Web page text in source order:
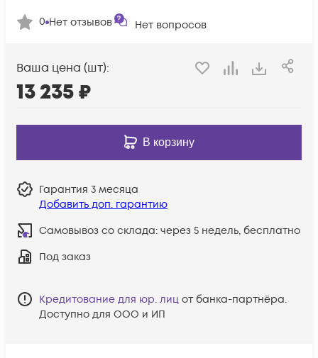
0 Нет отзывов Нет вопросов
Ваша цена (шт):
13 235₽
В корзину
Гарантия 3 месяца
Добавить доп. гарантию
Самовывоз со склада: через 5 недель, бесплатно
Под заказ
Кредитование для юр. лиц от банка-партнёра.
Доступно для ООО и ИП